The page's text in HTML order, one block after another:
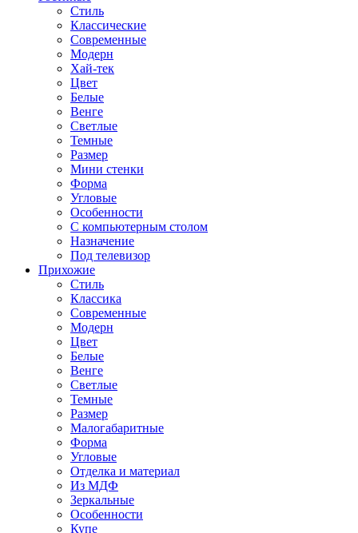
Стиль
Классические
Современные
Модерн
Хай-тек
Цвет
Белые
Венге
Светлые
Темные
Размер
Мини стенки
Форма
Угловые
Особенности
С компьютерным столом
Назначение
Под телевизор
Прихожие
Стиль
Классика
Современные
Модерн
Цвет
Белые
Венге
Светлые
Темные
Размер
Малогабаритные
Форма
Угловые
Отделка и материал
Из МДФ
Зеркальные
Особенности
Купе